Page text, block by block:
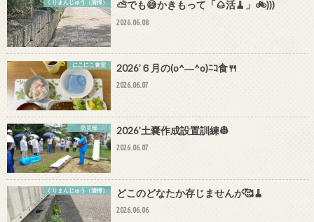
くりまんじゅう（清掃） ⛅でも😅かきもって「🌰活🧹」🚲)))
2026.06.08
にこにこ食堂 2026’６月の(o^―^o)ﾆｺ食🍴
2026.06.07
防災部 2026’土嚢作成設置訓練👷
2026.06.07
くりまんじゅう（清掃） どこのどなたか存じませんが🥰🧹
2026.06.06